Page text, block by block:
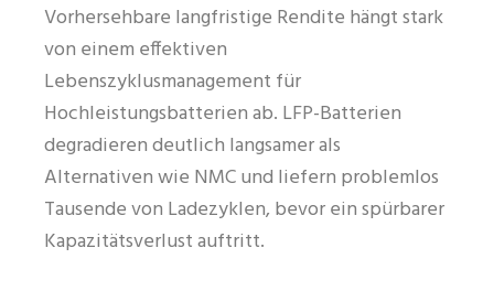
Vorhersehbare langfristige Rendite hängt stark
von einem effektiven
Lebenszyklusmanagement für
Hochleistungsbatterien ab. LFP-Batterien
degradieren deutlich langsamer als
Alternativen wie NMC und liefern problemlos
Tausende von Ladezyklen, bevor ein spürbarer
Kapazitätsverlust auftritt.